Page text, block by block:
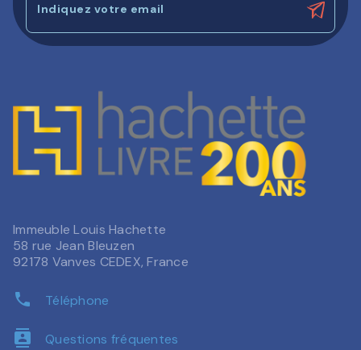
Indiquez votre email
Immeuble Louis Hachette
58 rue Jean Bleuzen
92178 Vanves CEDEX, France
phone Téléphone
contacts Questions fréquentes